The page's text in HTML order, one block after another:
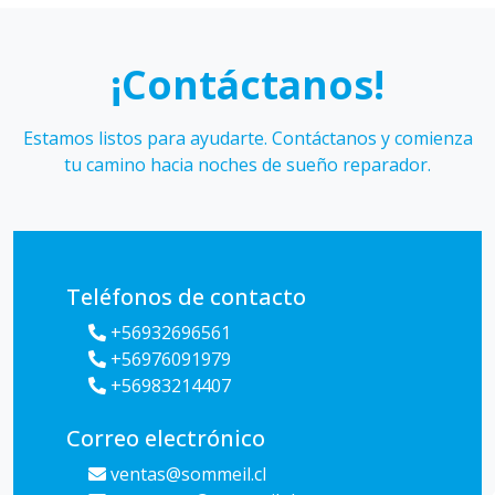
¡Contáctanos!
Estamos listos para ayudarte. Contáctanos y comienza
tu camino hacia noches de sueño reparador.
Teléfonos de contacto
+56932696561
+56976091979
+56983214407
Correo electrónico
ventas@sommeil.cl